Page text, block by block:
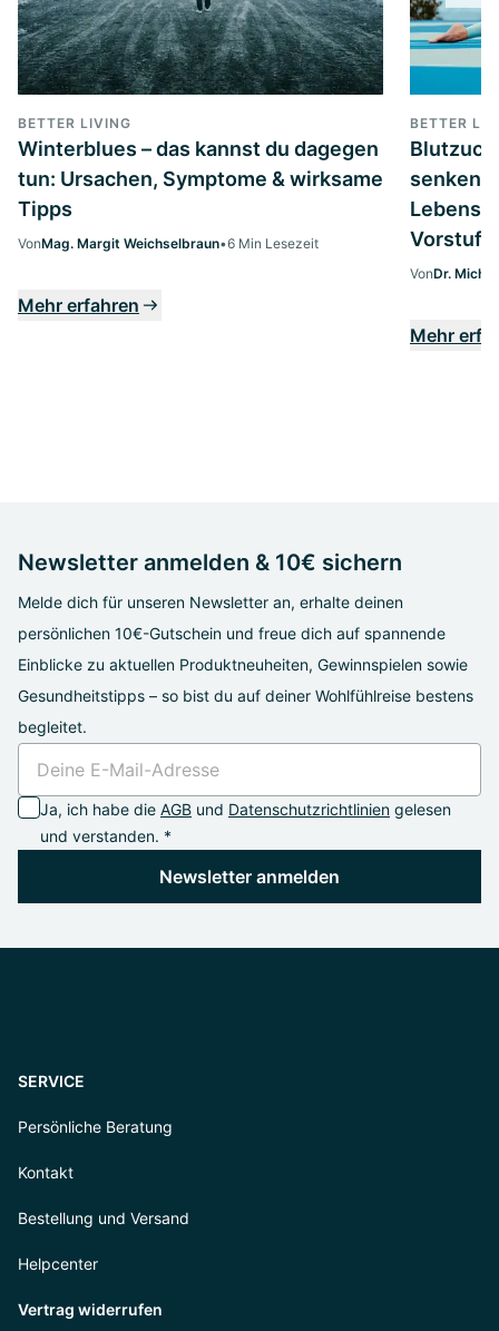
BETTER LIVING
Winterblues – das kannst du dagegen
tun: Ursachen, Symptome & wirksame
Tipps
VonMag. Margit Weichselbraun•6 Min Lesezeit
Mehr erfahren
BETTER
senken:
VonDr.
Mehr
Newsletter anmelden & 10€ sichern
Melde dich für unseren Newsletter an, erhalte deinen
persönlichen 10€-Gutschein und freue dich auf spannende
Einblicke zu aktuellen Produktneuheiten, Gewinnspielen sowie
Gesundheitstipps – so bist du auf deiner Wohlfühlreise bestens
begleitet.
Ja, ich habe die AGB und Datenschutzrichtlinien gelesen
und verstanden. *
Newsletter anmelden
SERVICE
Persönliche Beratung
Kontakt
Bestellung und Versand
Helpcenter
Vertrag widerrufen